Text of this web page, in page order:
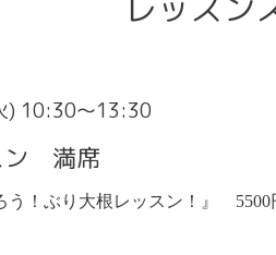
) 10:30～13:30
ン 満席
う！ぶり大根レッスン！』 5500